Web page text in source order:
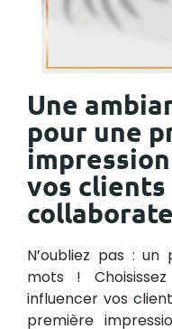
Une
pour une
vos
N’oubliez pas :
mots !
influencer vos
première